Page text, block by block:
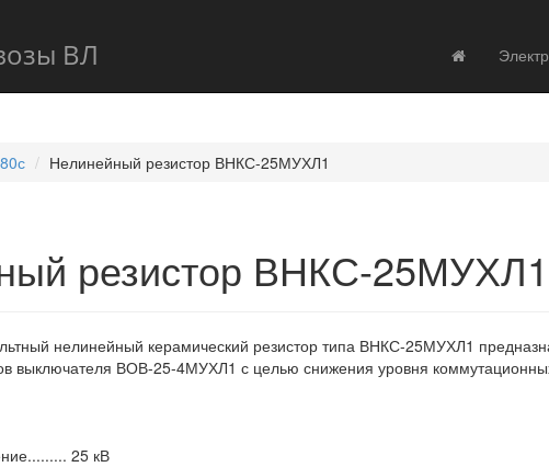
ВЛ
Нелинейный резистор ВНКС-25МУХЛ1
резистор ВНКС-25МУХЛ1
нелинейный керамический резистор типа ВНКС-25МУХЛ1
выключателя ВОВ-25-4МУХЛ1 с целью снижения уровня
25 кВ